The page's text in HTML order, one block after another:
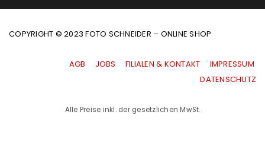
COPYRIGHT © 2023 FOTO SCHNEIDER – ONLINE SHOP
AGB JOBS FILIALEN & KONTAKT
IMPRESSUM
|DATENSCHUTZ
Alle Preise inkl. der gesetzlichen MwSt.